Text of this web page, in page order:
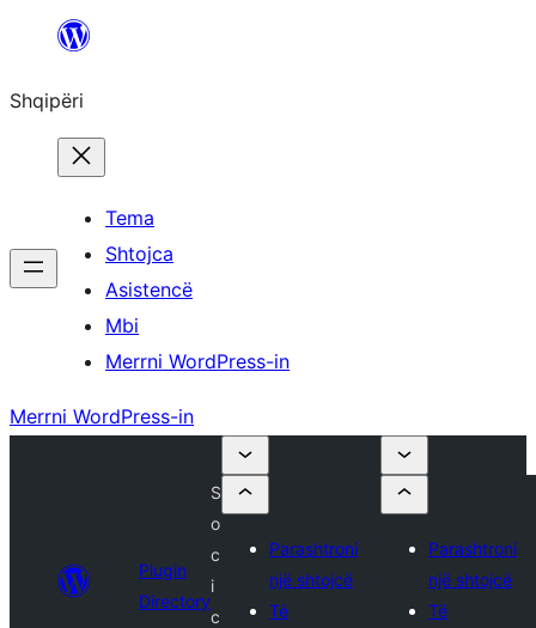
Hidhu
lënda
Shqipëri
Tema
Shtojca
Asistencë
Mbi
Merrni WordPress-in
Merrni WordPress-in
Plugin
Directory
S
o
c
i
c
Parashtroni
një shtojcë
Të
Parashtroni
një shtojcë
Të